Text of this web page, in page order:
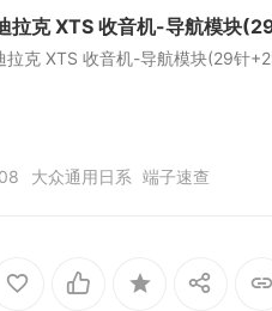
拉克 XTS 收音机-导航模块
拉克 XTS 收音机-导航模块(29针
大众通用日系 端子速查